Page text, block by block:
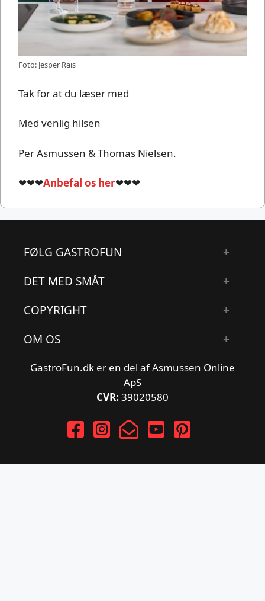
Foto: Jesper Rais
Tak for at du læser med
Med venlig hilsen
Per Asmussen & Thomas Nielsen.
❤❤❤Anbefal os her❤❤❤
FØLG GASTROFUN
DET MED SMÅT
COPYRIGHT
OM OS
GastroFun.dk er en del af Asmussen Online
ApS
CVR: 39020580